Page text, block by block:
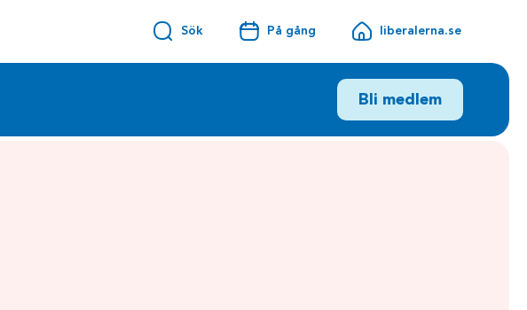
Sök På gång liberalerna.se
Bli medlem